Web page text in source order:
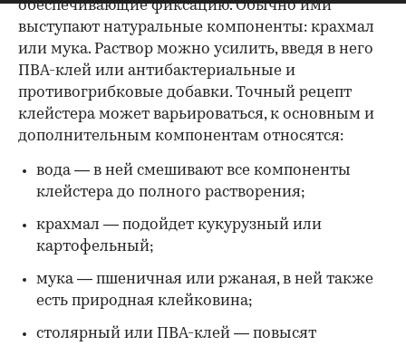
обеспечивающие фиксацию. Обычно ими
выступают натуральные компоненты: крахмал
или мука. Раствор можно усилить, введя в него
ПВА-клей или антибактериальные и
противогрибковые добавки. Точный рецепт
клейстера может варьироваться, к основным и
дополнительным компонентам относятся:
вода — в ней смешивают все компоненты
клейстера до полного растворения;
крахмал — подойдет кукурузный или
картофельный;
мука — пшеничная или ржаная, в ней также
есть природная клейковина;
столярный или ПВА-клей — повысят